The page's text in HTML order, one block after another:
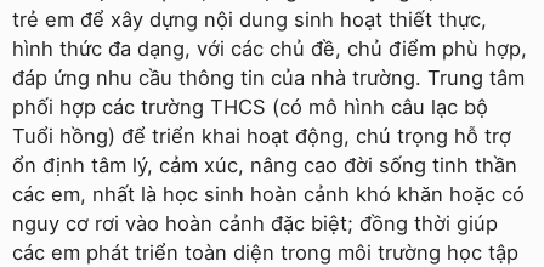
trẻ em để xây dựng nội dung sinh hoạt thiết thực,
hình thức đa dạng, với các chủ đề, chủ điểm phù hợp,
đáp ứng nhu cầu thông tin của nhà trường. Trung tâm
phối hợp các trường THCS (có mô hình câu lạc bộ
Tuổi hồng) để triển khai hoạt động, chú trọng hỗ trợ
ổn định tâm lý, cảm xúc, nâng cao đời sống tinh thần
các em, nhất là học sinh hoàn cảnh khó khăn hoặc có
nguy cơ rơi vào hoàn cảnh đặc biệt; đồng thời giúp
các em phát triển toàn diện trong môi trường học tập